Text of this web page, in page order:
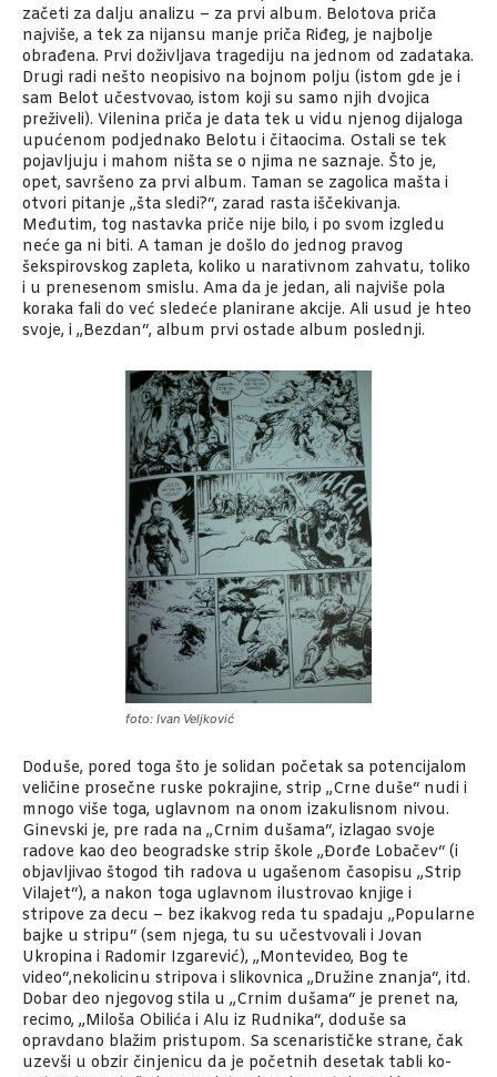
začeti za dalju analizu – za prvi album. Belotova priča
najviše, a tek za nijansu manje priča Riđeg, je najbolje
obrađena. Prvi doživljava tragediju na jednom od zadataka.
Drugi radi nešto neopisivo na bojnom polju (istom gde je i
sam Belot učestvovao, istom koji su samo njih dvojica
preživeli). Vilenina priča je data tek u vidu njenog dijaloga
upućenom podjednako Belotu i čitaocima. Ostali se tek
pojavljuju i mahom ništa se o njima ne saznaje. Što je,
opet, savršeno za prvi album. Taman se zagolica mašta i
otvori pitanje „šta sledi?“, zarad rasta iščekivanja.
Međutim, tog nastavka priče nije bilo, i po svom izgledu
neće ga ni biti. A taman je došlo do jednog pravog
šekspirovskog zapleta, koliko u narativnom zahvatu, toliko
i u prenesenom smislu. Ama da je jedan, ali najviše pola
koraka fali do već sledeće planirane akcije. Ali usud je hteo
svoje, i „Bezdan“, album prvi ostade album poslednji.
foto: Ivan Veljković
Doduše, pored toga što je solidan početak sa potencijalom
veličine prosečne ruske pokrajine, strip „Crne duše“ nudi i
mnogo više toga, uglavnom na onom izakulisnom nivou.
Ginevski je, pre rada na „Crnim dušama“, izlagao svoje
radove kao deo beogradske strip škole „Đorđe Lobačev“ (i
objavljivao štogod tih radova u ugašenom časopisu „Strip
Vilajet“), a nakon toga uglavnom ilustrovao knjige i
stripove za decu – bez ikakvog reda tu spadaju „Popularne
bajke u stripu“ (sem njega, tu su učestvovali i Jovan
Ukropina i Radomir Izgarević), „Montevideo, Bog te
video“,nekolicinu stripova i slikovnica „Družine znanja“, itd.
Dobar deo njegovog stila u „Crnim dušama“ je prenet na,
recimo, „Miloša Obilića i Alu iz Rudnika“, doduše sa
opravdano blažim pristupom. Sa scenarističke strane, čak
uzevši u obzir činjenicu da je početnih desetak tabli ko-